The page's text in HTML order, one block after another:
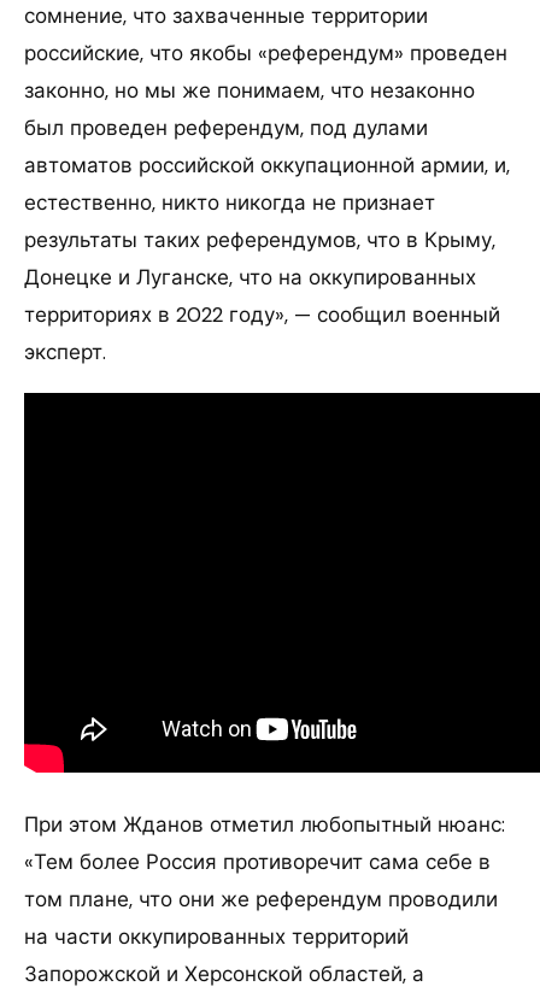
сомнение, что захваченные территории
российские, что якобы «референдум» проведен
законно, но мы же понимаем, что незаконно
был проведен референдум, под дулами
автоматов российской оккупационной армии, и,
естественно, никто никогда не признает
результаты таких референдумов, что в Крыму,
Донецке и Луганске, что на оккупированных
территориях в 2022 году», — сообщил военный
эксперт.
При этом Жданов отметил любопытный нюанс:
«Тем более Россия противоречит сама себе в
том плане, что они же референдум проводили
на части оккупированных территорий
Запорожской и Херсонской областей, а